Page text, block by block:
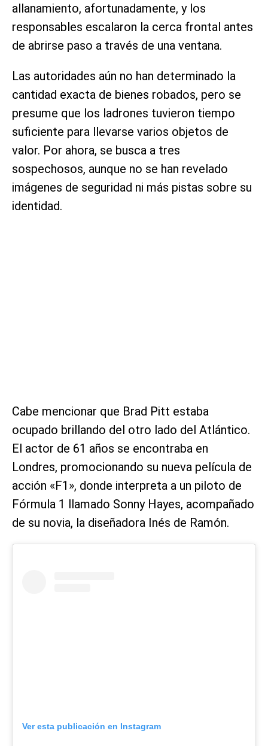
allanamiento, afortunadamente, y los
responsables escalaron la cerca frontal antes
de abrirse paso a través de una ventana.
Las autoridades aún no han determinado la
cantidad exacta de bienes robados, pero se
presume que los ladrones tuvieron tiempo
suficiente para llevarse varios objetos de
valor. Por ahora, se busca a tres
sospechosos, aunque no se han revelado
imágenes de seguridad ni más pistas sobre su
identidad.
Cabe mencionar que Brad Pitt estaba
ocupado brillando del otro lado del Atlántico.
El actor de 61 años se encontraba en
Londres, promocionando su nueva película de
acción «F1», donde interpreta a un piloto de
Fórmula 1 llamado Sonny Hayes, acompañado
de su novia, la diseñadora Inés de Ramón.
Ver esta publicación en Instagram